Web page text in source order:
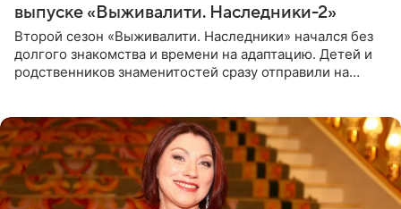
выпуске «Выживалити. Наследники-2»
Второй сезон «Выживалити. Наследники» начался без
долгого знакомства и времени на адаптацию. Детей и
родственников знаменитостей сразу отправили на